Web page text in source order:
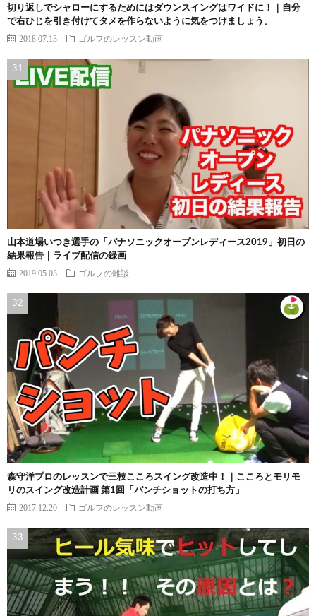
切り返しでシャローにするためにはダウンスイングはワイドに！｜自分
で右ひじを引き付けてタメを作らないように気をつけましょう。
2018.07.13 ゴルフのレッスン動画
山本道場いつき選手の「パナソニックオープンレディース2019」初日の
結果報告｜ライブ配信の録画
2019.05.03 ゴルフの雑談
森守洋プロのレッスンで三枝こころスイング改造中！｜こころとモリモ
リのスイング改造計画 第1回「パンチショットの打ち方」
2017.12.20 ゴルフのレッスン動画